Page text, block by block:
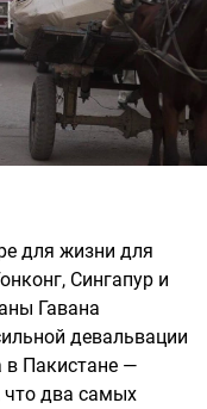
для жизни для
Сингапур и
Гавана
девальвации
в Пакистане —
два самых